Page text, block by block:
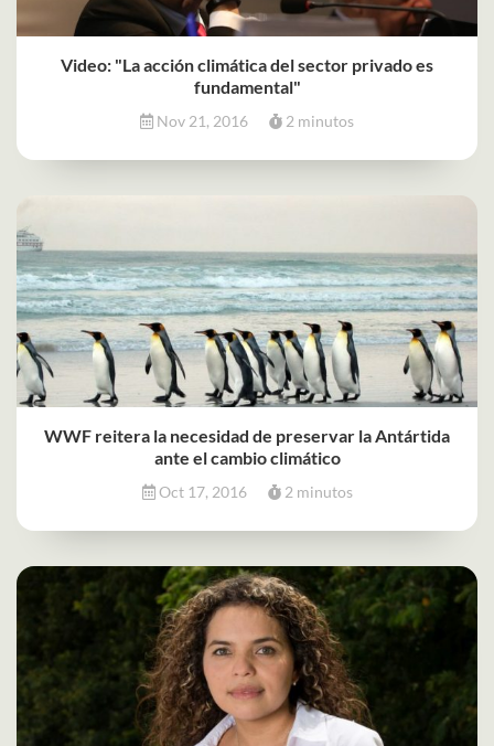
Video: "La acción climática del sector privado es
fundamental"
Nov 21, 2016 2 minutos
WWF reitera la necesidad de preservar la Antártida
ante el cambio climático
Oct 17, 2016 2 minutos